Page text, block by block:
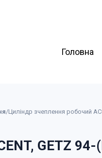
Головна
/Циліндр зчеплення робочий
GETZ